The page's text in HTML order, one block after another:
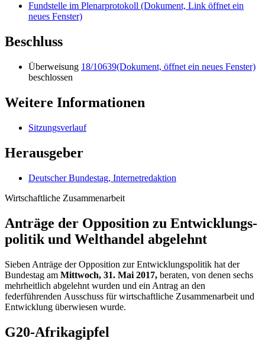
Fundstelle im Plenarprotokoll (Dokument, Link öffnet ein
neues Fenster)
Beschluss
Überweisung 18/10639(Dokument, öffnet ein neues Fenster)
beschlossen
Weitere Informationen
Sitzungsverlauf
Herausgeber
Deutscher Bundestag, Internetredaktion
Wirtschaftliche Zusammenarbeit
Anträge der Oppo­sition zu Entwicklungs­
politik und Welthandel abgelehnt
Sieben Anträge der Opposition zur Entwicklungspolitik hat der
Bundestag am Mittwoch, 31. Mai 2017, beraten, von denen sechs
mehrheitlich abgelehnt wurden und ein Antrag an den
federführenden Ausschuss für wirtschaftliche Zusammenarbeit und
Entwicklung überwiesen wurde.
G20-Afrikagipfel